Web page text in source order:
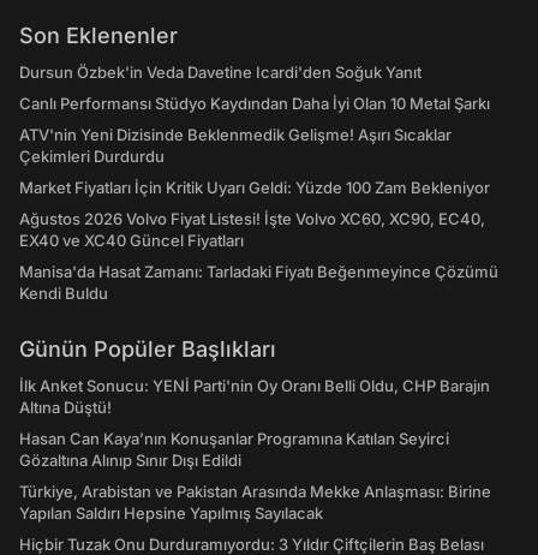
Son Eklenenler
Dursun Özbek'in Veda Davetine Icardi'den Soğuk Yanıt
Canlı Performansı Stüdyo Kaydından Daha İyi Olan 10 Metal Şarkı
ATV'nin Yeni Dizisinde Beklenmedik Gelişme! Aşırı Sıcaklar
Çekimleri Durdurdu
Market Fiyatları İçin Kritik Uyarı Geldi: Yüzde 100 Zam Bekleniyor
Ağustos 2026 Volvo Fiyat Listesi! İşte Volvo XC60, XC90, EC40,
EX40 ve XC40 Güncel Fiyatları
Manisa'da Hasat Zamanı: Tarladaki Fiyatı Beğenmeyince Çözümü
Kendi Buldu
Günün Popüler Başlıkları
İlk Anket Sonucu: YENİ Parti'nin Oy Oranı Belli Oldu, CHP Barajın
Altına Düştü!
Hasan Can Kaya’nın Konuşanlar Programına Katılan Seyirci
Gözaltına Alınıp Sınır Dışı Edildi
Türkiye, Arabistan ve Pakistan Arasında Mekke Anlaşması: Birine
Yapılan Saldırı Hepsine Yapılmış Sayılacak
Hiçbir Tuzak Onu Durduramıyordu: 3 Yıldır Çiftçilerin Baş Belası